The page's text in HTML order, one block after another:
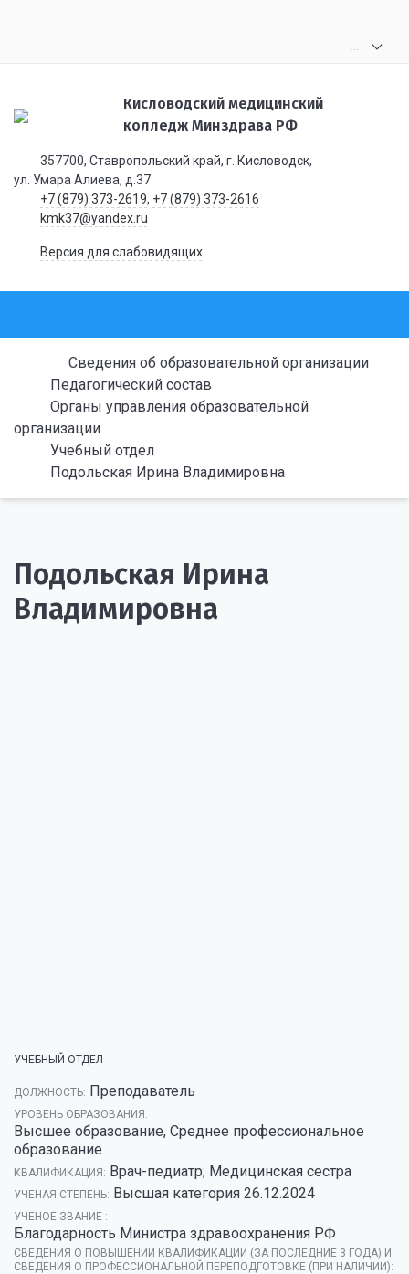
Кисловодский медицинский
колледж Минздрава РФ
357700, Ставропольский край, г. Кисловодск,
ул. Умара Алиева, д.37
+7 (879) 373-2619, +7 (879) 373-2616
kmk37@yandex.ru
Версия для слабовидящих
Сведения об образовательной организации
Педагогический состав
Органы управления образовательной
организации
Учебный отдел
Подольская Ирина Владимировна
Подольская Ирина
Владимировна
УЧЕБНЫЙ ОТДЕЛ
ДОЛЖНОСТЬ: Преподаватель
УРОВЕНЬ ОБРАЗОВАНИЯ:
Высшее образование, Среднее профессиональное
образование
КВАЛИФИКАЦИЯ: Врач-педиатр; Медицинская сестра
УЧЕНАЯ СТЕПЕНЬ: Высшая категория 26.12.2024
УЧЕНОЕ ЗВАНИЕ :
Благодарность Министра здравоохранения РФ
СВЕДЕНИЯ О ПОВЫШЕНИИ КВАЛИФИКАЦИИ (ЗА ПОСЛЕДНИЕ 3 ГОДА) И
СВЕДЕНИЯ О ПРОФЕССИОНАЛЬНОЙ ПЕРЕПОДГОТОВКЕ (ПРИ НАЛИЧИИ):